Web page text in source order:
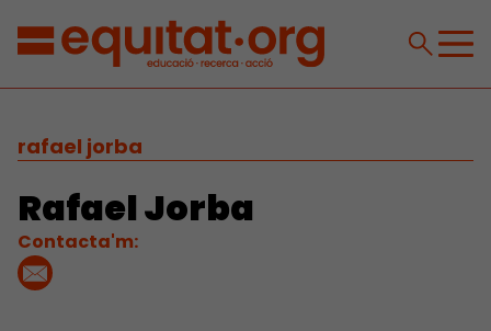
rafael jorba
Rafael Jorba
Contacta'm: